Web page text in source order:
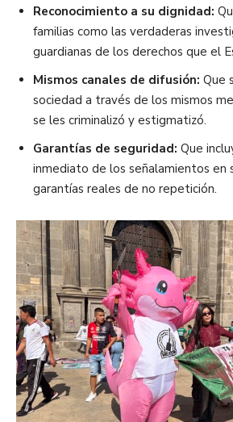
Reconocimiento a su dignidad:
familias como las verdaderas
guardianas de los derechos que el
Mismos canales de difusión: Que
sociedad a través de los mismos
se les criminalizó y estigmatizó.
Garantías de seguridad: Que
inmediato de los señalamientos en
garantías reales de no repetición.